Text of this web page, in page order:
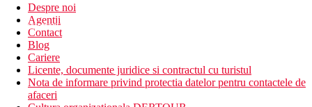
newsletter!
Despre noi
Agentii
Contact
Blog
Cariere
Licente, documente juridice si contractul cu turistul
Nota de informare privind protectia datelor pentru contactele de
afaceri